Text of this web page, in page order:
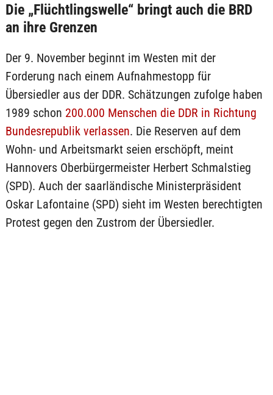
Die „Flüchtlingswelle“ bringt auch die BRD
an ihre Grenzen
Der 9. November beginnt im Westen mit der
Forderung nach einem Aufnahmestopp für
Übersiedler aus der DDR. Schätzungen zufolge haben
1989 schon 200.000 Menschen die DDR in Richtung
Bundesrepublik verlassen. Die Reserven auf dem
Wohn- und Arbeitsmarkt seien erschöpft, meint
Hannovers Oberbürgermeister Herbert Schmalstieg
(SPD). Auch der saarländische Ministerpräsident
Oskar Lafontaine (SPD) sieht im Westen berechtigten
Protest gegen den Zustrom der Übersiedler.